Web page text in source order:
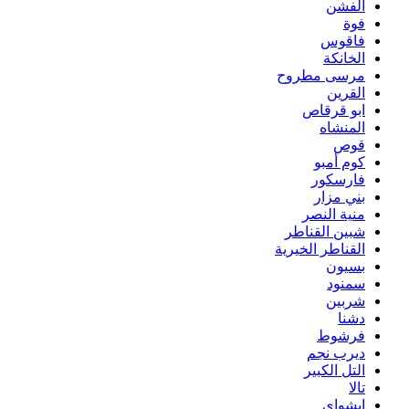
الفشن
فوة
فاقوس
الخانكة
مرسى مطروح
القرين
ابو قرقاص
المنشاه
قوص
كوم أمبو
فارسكور
بني مزار
منية النصر
شبين القناطر
القناطر الخيرية
بسيون
سمنود
شربين
دشنا
فرشوط
ديرب نجم
التل الكبير
تالا
ابشواى